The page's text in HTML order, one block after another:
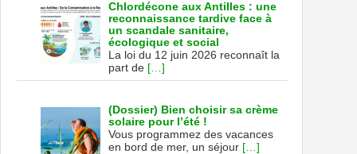
Chlordécone aux Antilles : une
reconnaissance tardive face à
un scandale sanitaire,
écologique et social
La loi du 12 juin 2026 reconnaît la
part de […]
(Dossier) Bien choisir sa crème
solaire pour l’été !
Vous programmez des vacances
en bord de mer, un séjour […]